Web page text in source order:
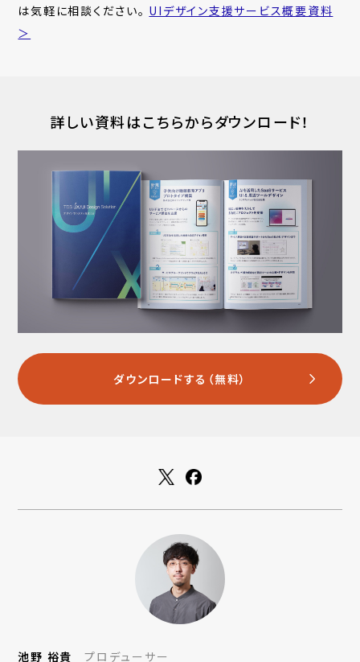
は気軽に相談ください。 UIデザイン支援サービス概要資料
＞
詳しい資料はこちらからダウンロード！
ダウンロードする（無料）
池野 裕貴 プロデューサー